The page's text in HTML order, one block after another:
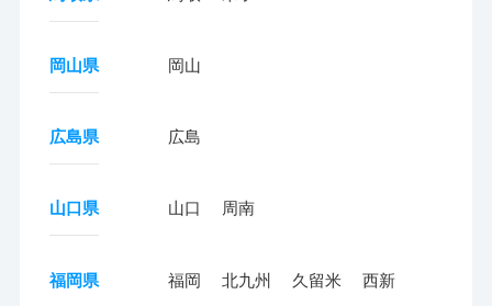
岡山県 岡山
広島県 広島
山口県 山口 周南
福岡県 福岡 北九州 久留米 西新